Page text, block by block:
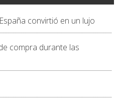
convirtió en un lujo
compra durante las